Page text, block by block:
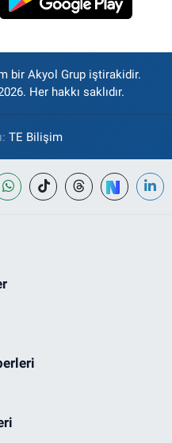
bir Akyol Grup iştirakidir.
Her hakkı saklıdır.
TE Bilişim